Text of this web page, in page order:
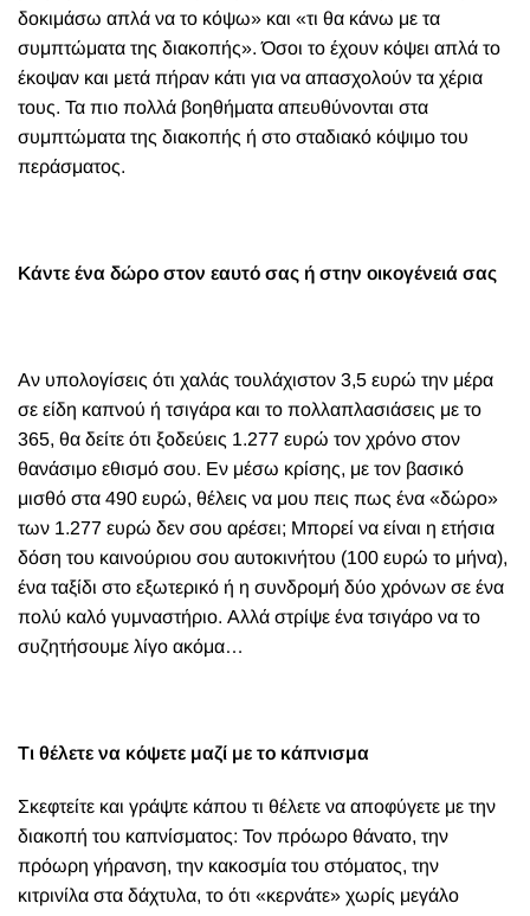
δοκιμάσω απλά να το κόψω» και «τι θα κάνω με τα
συμπτώματα της διακοπής». Όσοι το έχουν κόψει απλά το
έκοψαν και μετά πήραν κάτι για να απασχολούν τα χέρια
τους. Τα πιο πολλά βοηθήματα απευθύνονται στα
συμπτώματα της διακοπής ή στο σταδιακό κόψιμο του
περάσματος.
Κάντε ένα δώρο στον εαυτό σας ή στην οικογένειά σας
Αν υπολογίσεις ότι χαλάς τουλάχιστον 3,5 ευρώ την μέρα
σε είδη καπνού ή τσιγάρα και το πολλαπλασιάσεις με το
365, θα δείτε ότι ξοδεύεις 1.277 ευρώ τον χρόνο στον
θανάσιμο εθισμό σου. Εν μέσω κρίσης, με τον βασικό
μισθό στα 490 ευρώ, θέλεις να μου πεις πως ένα «δώρο»
των 1.277 ευρώ δεν σου αρέσει; Μπορεί να είναι η ετήσια
δόση του καινούριου σου αυτοκινήτου (100 ευρώ το μήνα),
ένα ταξίδι στο εξωτερικό ή η συνδρομή δύο χρόνων σε ένα
πολύ καλό γυμναστήριο. Αλλά στρίψε ένα τσιγάρο να το
συζητήσουμε λίγο ακόμα…
Τι θέλετε να κόψετε μαζί με το κάπνισμα
Σκεφτείτε και γράψτε κάπου τι θέλετε να αποφύγετε με την
διακοπή του καπνίσματος: Τον πρόωρο θάνατο, την
πρόωρη γήρανση, την κακοσμία του στόματος, την
κιτρινίλα στα δάχτυλα, το ότι «κερνάτε» χωρίς μεγάλο